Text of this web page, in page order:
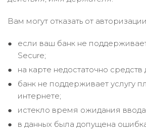
Вам могут отказать от
если ваш банк не
Secure;
на карте недостаточно средств
банк не поддерживает услугу
интернете;
истекло время ожидания ввода
в данных была допущена